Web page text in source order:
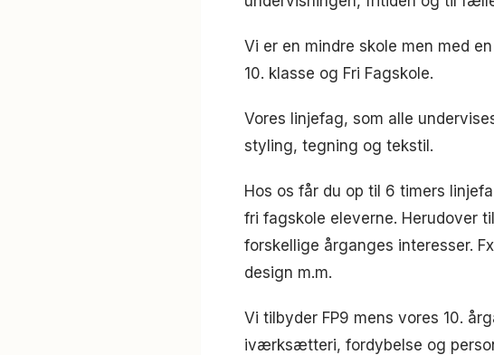
Vi er en mindre skole men med
10. klasse og Fri Fagskole.
Vores linjefag, som alle
styling, tegning og tekstil.
Hos os får du op til 6 timers
fri fagskole eleverne. Herudover
forskellige årganges interesser.
design m.m.
Vi tilbyder FP9 mens vores 10.
iværksætteri, fordybelse og